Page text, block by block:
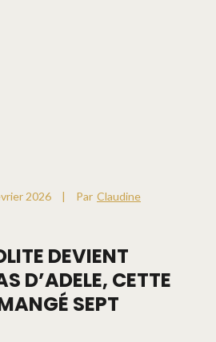
2026 | Par Claudine
DEVIENT
D’ADELE, CETTE
SEPT